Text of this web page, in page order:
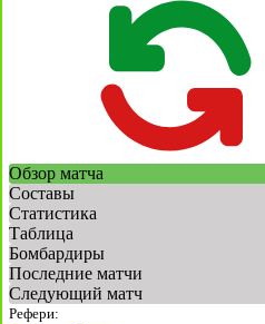
Обзор матча
Составы
Статистика
Таблица
Бомбардиры
Последние матчи
Следующий матч
Рефери: